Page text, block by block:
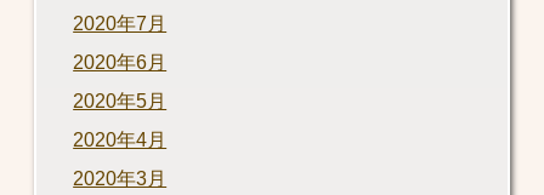
2020年7月
2020年6月
2020年5月
2020年4月
2020年3月